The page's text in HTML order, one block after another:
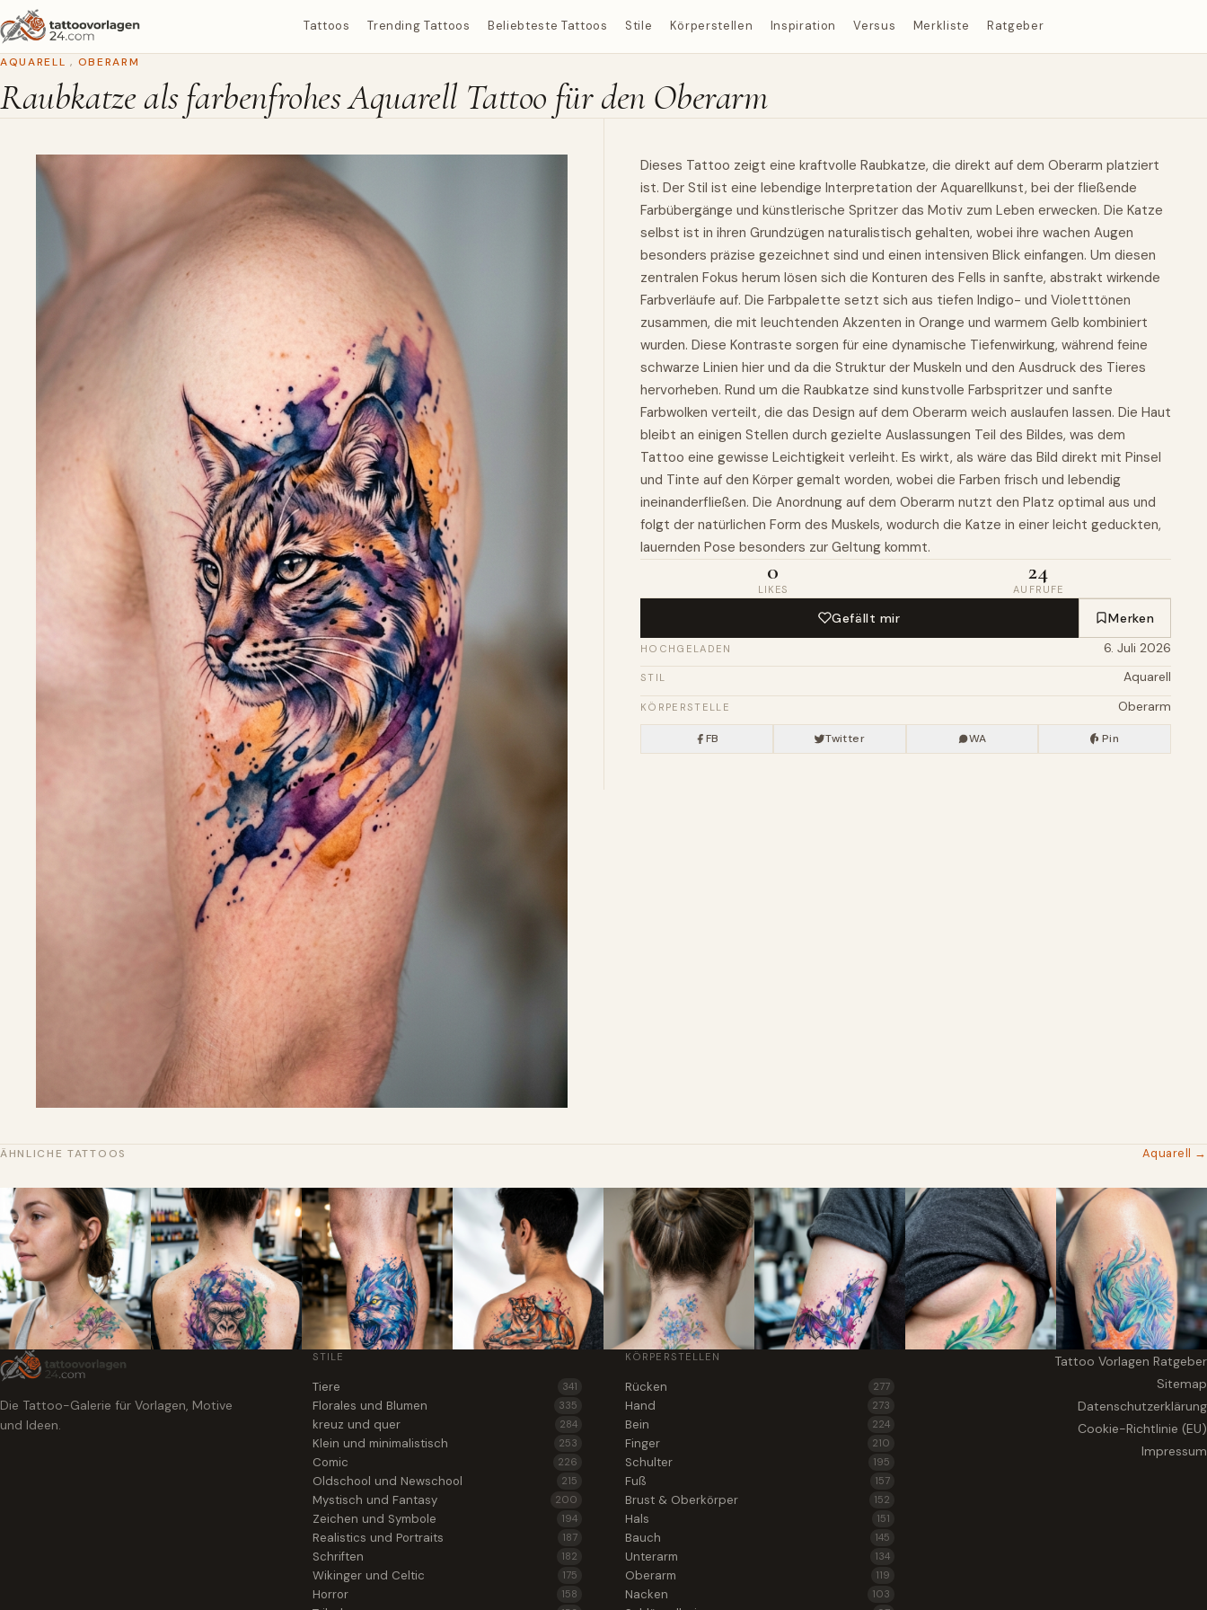
Tattoos Trending Tattoos Beliebteste Tattoos Stile Körperstellen Inspiration Versus Merkliste Ratgeber
AQUARELL , OBERARM
Raubkatze als farbenfrohes Aquarell Tattoo für den Oberarm
Dieses Tattoo zeigt eine kraftvolle Raubkatze, die direkt auf dem Oberarm platziert
ist. Der Stil ist eine lebendige Interpretation der Aquarellkunst, bei der fließende
Farbübergänge und künstlerische Spritzer das Motiv zum Leben erwecken. Die Katze
selbst ist in ihren Grundzügen naturalistisch gehalten, wobei ihre wachen Augen
besonders präzise gezeichnet sind und einen intensiven Blick einfangen. Um diesen
zentralen Fokus herum lösen sich die Konturen des Fells in sanfte, abstrakt wirkende
Farbverläufe auf. Die Farbpalette setzt sich aus tiefen Indigo- und Violetttönen
zusammen, die mit leuchtenden Akzenten in Orange und warmem Gelb kombiniert
wurden. Diese Kontraste sorgen für eine dynamische Tiefenwirkung, während feine
schwarze Linien hier und da die Struktur der Muskeln und den Ausdruck des Tieres
hervorheben. Rund um die Raubkatze sind kunstvolle Farbspritzer und sanfte
Farbwolken verteilt, die das Design auf dem Oberarm weich auslaufen lassen. Die Haut
bleibt an einigen Stellen durch gezielte Auslassungen Teil des Bildes, was dem
Tattoo eine gewisse Leichtigkeit verleiht. Es wirkt, als wäre das Bild direkt mit Pinsel
und Tinte auf den Körper gemalt worden, wobei die Farben frisch und lebendig
ineinanderfließen. Die Anordnung auf dem Oberarm nutzt den Platz optimal aus und
folgt der natürlichen Form des Muskels, wodurch die Katze in einer leicht geduckten,
lauernden Pose besonders zur Geltung kommt.
0
LIKES
24
AUFRUFE
Gefällt mir Merken
HOCHGELADEN 6. Juli 2026
STIL Aquarell
KÖRPERSTELLE Oberarm
FB Twitter WA Pin
ÄHNLICHE TATTOOS Aquarell →
Die Tattoo-Galerie für Vorlagen, Motive
und Ideen.
STILE
Tiere 341
Florales und Blumen 335
kreuz und quer 284
Klein und minimalistisch 253
Comic 226
Oldschool und Newschool 215
Mystisch und Fantasy 200
Zeichen und Symbole 194
Realistics und Portraits 187
Schriften 182
Wikinger und Celtic 175
Horror 158
KÖRPERSTELLEN
Rücken 277
Hand 273
Bein 224
Finger 210
Schulter 195
Fuß 157
Brust & Oberkörper 152
Hals 151
Bauch 145
Unterarm 134
Oberarm 119
Nacken 103
Tattoo Vorlagen Ratgeber
Sitemap
Datenschutzerklärung
Cookie-Richtlinie (EU)
Impressum